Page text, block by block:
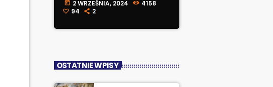
today 2 WRZEŚNIA, 2024
4158
94
2
OSTATNIE WPISY